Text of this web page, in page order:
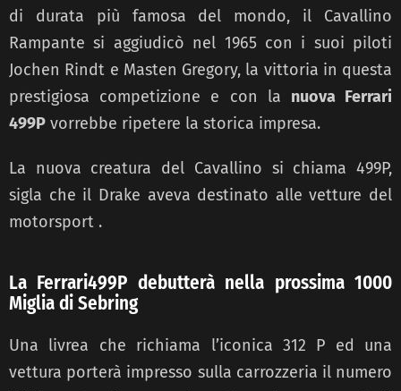
di durata più famosa del mondo, il Cavallino
Rampante si aggiudicò nel 1965 con i suoi piloti
Jochen Rindt e Masten Gregory, la vittoria in questa
prestigiosa competizione e con la nuova Ferrari
499P vorrebbe ripetere la storica impresa.
La nuova creatura del Cavallino si chiama 499P,
sigla che il Drake aveva destinato alle vetture del
motorsport .
La Ferrari499P debutterà nella prossima 1000
Miglia di Sebring
Una livrea che richiama l’iconica 312 P ed una
vettura porterà impresso sulla carrozzeria il numero